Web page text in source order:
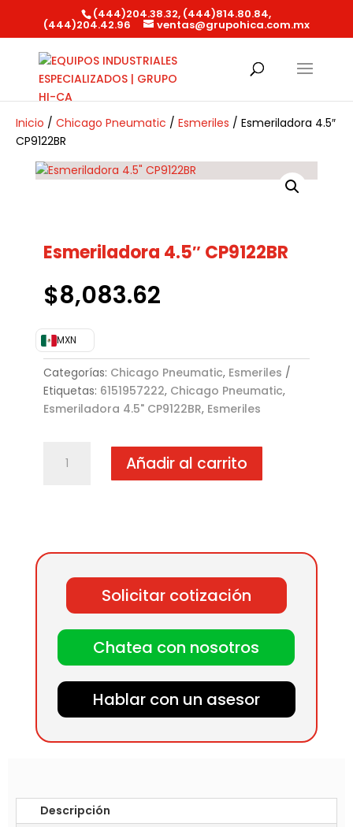
(444)204.38.32, (444)814.80.84,
(444)204.42.96 ventas@grupohica.com.mx
Inicio / Chicago Pneumatic / Esmeriles / Esmeriladora 4.5″
CP9122BR
Esmeriladora 4.5″ CP9122BR
$8,083.62
MXN
Categorías: Chicago Pneumatic, Esmeriles
Etiquetas: 6151957222, Chicago Pneumatic,
Esmeriladora 4.5" CP9122BR, Esmeriles
Esmeriladora
Añadir al carrito
Solicitar cotización
Chatea con nosotros
Hablar con un asesor
Descripción